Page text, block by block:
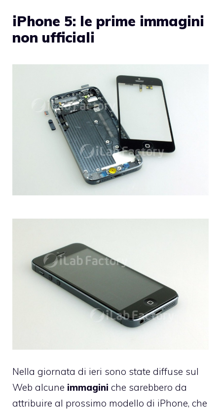
iPhone 5: le prime immagini
non ufficiali
Nella giornata di ieri sono state diffuse sul
Web alcune immagini che sarebbero da
attribuire al prossimo modello di iPhone, che